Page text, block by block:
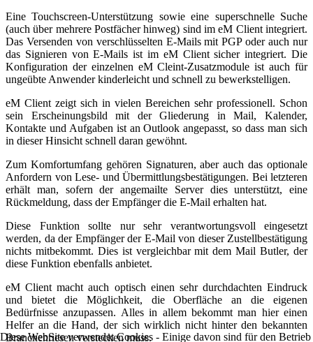
Eine Touchscreen-Unterstützung sowie eine superschnelle Suche
(auch über mehrere Postfächer hinweg) sind im eM Client integriert.
Das Versenden von verschlüsselten E-Mails mit PGP oder auch nur
das Signieren von E-Mails ist im eM Client sicher integriert. Die
Konfiguration der einzelnen eM Cleint-Zusatzmodule ist auch für
ungeübte Anwender kinderleicht und schnell zu bewerkstelligen.
eM Client zeigt sich in vielen Bereichen sehr professionell. Schon
sein Erscheinungsbild mit der Gliederung in Mail, Kalender,
Kontakte und Aufgaben ist an Outlook angepasst, so dass man sich
in dieser Hinsicht schnell daran gewöhnt.
Zum Komfortumfang gehören Signaturen, aber auch das optionale
Anfordern von Lese- und Übermittlungsbestätigungen. Bei letzteren
erhält man, sofern der angemailte Server dies unterstützt, eine
Rückmeldung, dass der Empfänger die E-Mail erhalten hat.
Diese Funktion sollte nur sehr verantwortungsvoll eingesetzt
werden, da der Empfänger der E-Mail von dieser Zustellbestätigung
nichts mitbekommt. Dies ist vergleichbar mit dem Mail Butler, der
diese Funktion ebenfalls anbietet.
eM Client macht auch optisch einen sehr durchdachten Eindruck
und bietet die Möglichkeit, die Oberfläche an die eigenen
Bedürfnisse anzupassen. Alles in allem bekommt man hier einen
Helfer an die Hand, der sich wirklich nicht hinter den bekannten
Branchenriesen verstecken muss.
Diese WebSite verwendet Cookies - Einige davon sind für den Betrieb